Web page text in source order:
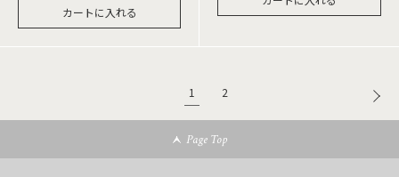
カートに入れる
1 2
Page Top